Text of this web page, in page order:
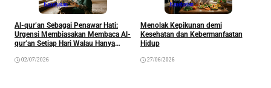
Kesehatan
Al-qur’an Sebagai Penawar Hati:
Urgensi Membiasakan Membaca Al-
qur’an Setiap Hari Walau Hanya
02/07/2026
Kesehatan
Menolak Kepikunan demi
Kesehatan dan Kebermanfaatan
Hidup
27/06/2026